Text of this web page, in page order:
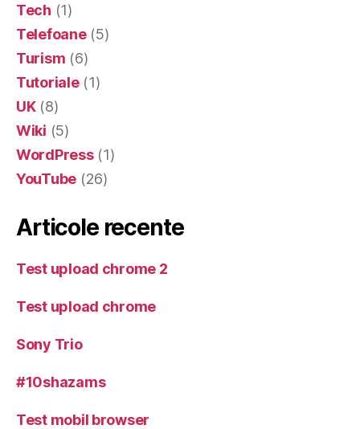
Tech (1)
Telefoane(5)
Turism (6)
Tutoriale(1)
UK(8)
Wiki (5)
WordPress(1)
YouTube (26)
Articole recente
Test upload chrome 2
Test upload chrome
Sony Trio
#10shazams
Test mobil browser